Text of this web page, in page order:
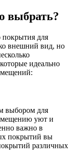
выбрать?
покрытия для
внешний вид, но
идеально
выбором для
уют и
важно в
покрытий вы
различных